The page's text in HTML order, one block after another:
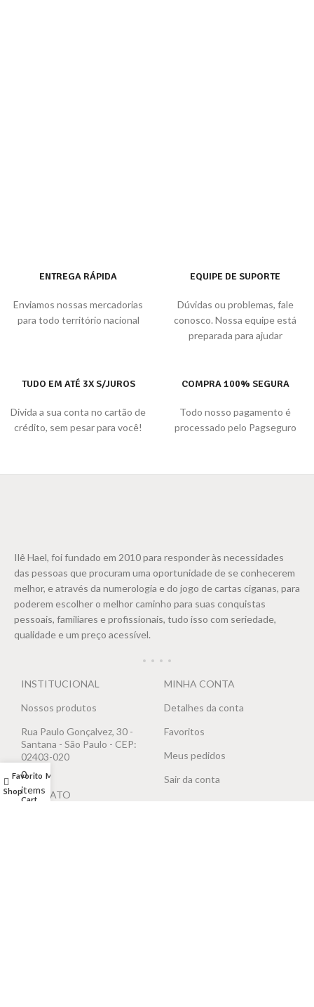
ENTREGA RÁPIDA
Enviamos nossas mercadorias
para todo território nacional
EQUIPE DE SUPORTE
Dúvidas ou problemas, fale
conosco. Nossa equipe está
preparada para ajudar
TUDO EM ATÉ 3X S/JUROS
Divida a sua conta no cartão de
crédito, sem pesar para você!
COMPRA 100% SEGURA
Todo nosso pagamento é
processado pelo Pagseguro
Ilê Hael, foi fundado em 2010 para responder às necessidades
das pessoas que procuram uma oportunidade de se conhecerem
melhor, e através da numerologia e do jogo de cartas ciganas, para
poderem escolher o melhor caminho para suas conquistas
pessoais, familiares e profissionais, tudo isso com seriedade,
qualidade e um preço acessível.
INSTITUCIONAL
Nossos produtos
Rua Paulo Gonçalvez, 30 -
Santana - São Paulo - CEP:
02403-020
CONTATO
MINHA CONTA
Detalhes da conta
Favoritos
Meus pedidos
Sair da conta
Shop
Favorito
0
items
Cart
Minha conta
Mapa Numerológico